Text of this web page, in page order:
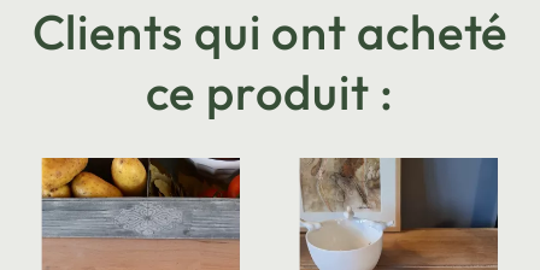
Clients qui ont acheté
ce produit :